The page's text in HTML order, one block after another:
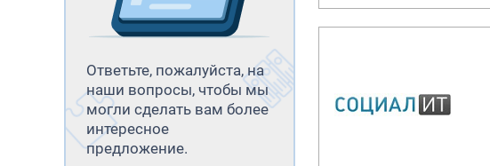
Ответьте, пожалуйста, на
наши вопросы, чтобы мы
могли сделать вам более
интересное
предложение.